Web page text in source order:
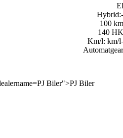
El
Hybrid:-
100 km
140 HK
Km/l: -
km/l
Automatgear
Biler">PJ Biler